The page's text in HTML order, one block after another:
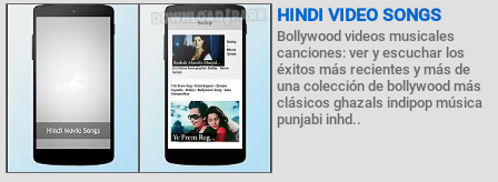
HINDI VIDEO SONGS
Bollywood videos musicales
canciones: ver y escuchar los
éxitos más recientes y más de
una colección de bollywood más
clásicos ghazals indipop música
punjabi inhd..